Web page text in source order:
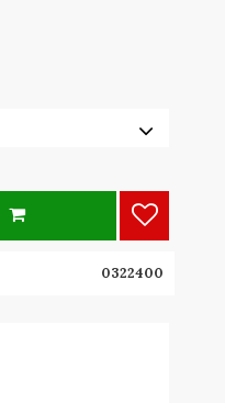
Lägg till
0322400